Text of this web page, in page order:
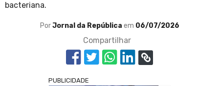
bacteriana.
PorJornal da República em 06/07/2026
Compartilhar
PUBLICIDADE